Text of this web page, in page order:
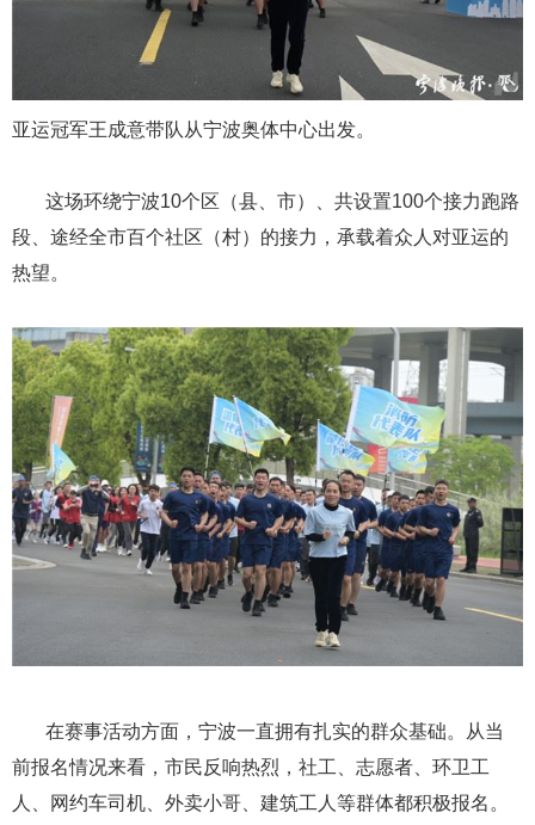
亚运冠军王成意带队从宁波奥体中心出发。
这场环绕宁波10个区（县、市）、共设置100个接力跑路
段、途经全市百个社区（村）的接力，承载着众人对亚运的
热望。
在赛事活动方面，宁波一直拥有扎实的群众基础。从当
前报名情况来看，市民反响热烈，社工、志愿者、环卫工
人、网约车司机、外卖小哥、建筑工人等群体都积极报名。